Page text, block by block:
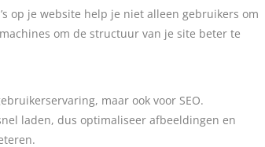
op je website help je niet alleen gebruikers om
om de structuur van je site beter te
maar ook voor SEO.
laden, dus optimaliseer afbeeldingen en